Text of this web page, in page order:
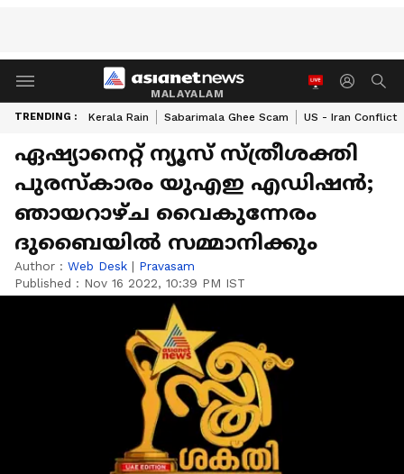
MALAYALAM
TRENDING : Kerala Rain Sabarimala Ghee Scam US - Iran Conflict
ഏഷ്യാനെറ്റ് ന്യൂസ് സ്ത്രീശക്തി
പുരസ്കാരം യുഎഇ എഡിഷൻ;
ഞായറാഴ്ച വൈകുന്നേരം
ദുബൈയില്‍ സമ്മാനിക്കും
Author : Web Desk | Pravasam
Published : Nov 16 2022, 10:39 PM IST